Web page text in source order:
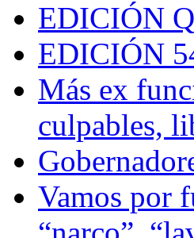
EDICIÓN
EDICIÓN
Más ex
culpables,
Vamos por